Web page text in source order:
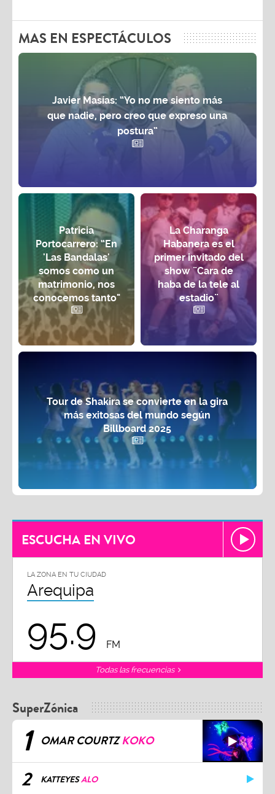
MAS EN ESPECTÁCULOS
Javier Masías: “Yo no me siento más
que nadie, pero creo que expreso una
postura”
Patricia
Portocarrero: “En
'Las Bandalas'
somos como un
matrimonio, nos
conocemos tanto"
La Charanga
Habanera es el
primer invitado del
show ¨Cara de
haba de la tele al
estadio¨
Tour de Shakira se convierte en la gira
más exitosas del mundo según
Billboard 2025
ESCUCHA EN VIVO
LA ZONA EN TU CIUDAD
Arequipa
95.9 FM
Todas las frecuencias
SuperZónica
1 OMAR COURTZKOKO
2 KATTEYESALO